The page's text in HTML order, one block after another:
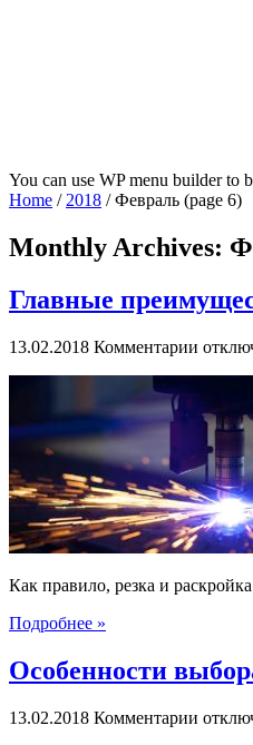
You can use WP menu builder to
Home /2018 /Февраль (page 6)
Monthly Archives:
Главные
13.02.2018 Комментарии к
резки
металла
Как правило, резка и
Подробнее »
Особенности
13.02.2018 Комментарии к